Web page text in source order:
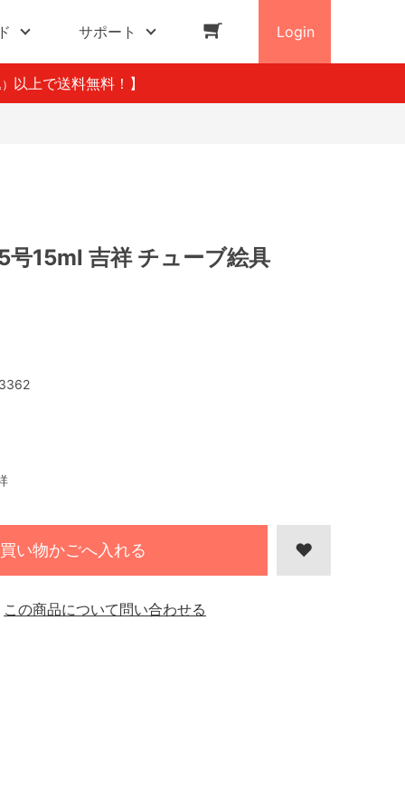
サポート Login
以上で送料無料！】
号15ml 吉祥 チューブ絵具
買い物かごへ入れる
この商品について問い合わせる